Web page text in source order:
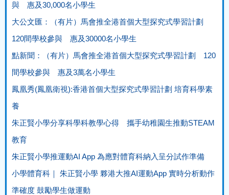
與 惠及30,000名小學生
大公文匯：（有片）馬會推全港首個大型探究式學習計劃
120間學校參與 惠及30000名小學生
點新聞：（有片）馬會推全港首個大型探究式學習計劃 120
間學校參與 惠及3萬名小學生
鳳凰秀(鳳凰衛視):香港首個大型探究式學習計劃 培育科學素
養
朱正賢小學分享科學科教學心得 攜手幼稚園生推動STEAM
教育
朱正賢小學推運動AI App 為應對體育科納入呈分試作準備
小學體育科｜ 朱正賢小學 夥港大推AI運動App 實時分析動作
準確度 鼓勵學生做運動